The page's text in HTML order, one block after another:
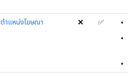
ตำแหน่งโฆษณา ❌ ✅